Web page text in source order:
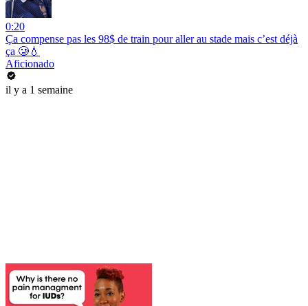
0:20
Ça compense pas les 98$ de train pour aller au stade mais c’est déjà
ça 🥲💧
Aficionado
il y a 1 semaine